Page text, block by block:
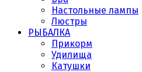
Настольные лампы
Люстры
РЫБАЛКА
Прикорм
Удилища
Катушки